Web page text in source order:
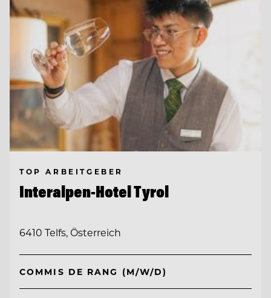
TOP ARBEITGEBER
Interalpen-Hotel Tyrol
6410 Telfs, Österreich
COMMIS DE RANG (M/W/D)